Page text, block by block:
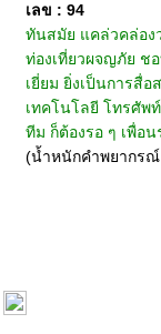
เลข : 94
ทันสมัย แคล่วคล่อง
ท่องเที่ยวผจญภัย ช
เยี่ยม ยิ่งเป็นการสื่
เทคโนโลยี โทรศัพ
ทีม ก็ต้องรอ ๆ เพื่อ
(น้ำหนักคำพยากรณ์